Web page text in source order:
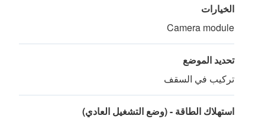
الخيارات
Camera module
تحديد الموضع
تركيب في السقف
استهلاك الطاقة - (وضع التشغيل العادي)